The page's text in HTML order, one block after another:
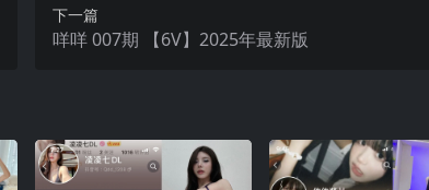
下一篇
咩咩 007期 【6V】2025年最新版